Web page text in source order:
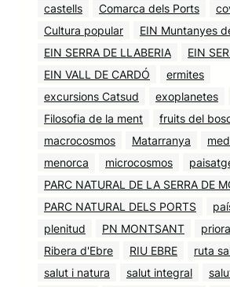
castells
Comarca dels Ports
Cultura popular
EIN Muntanyes
EIN SERRA DE LLABERIA
EIN
EIN VALL DE CARDÓ
ermites
excursions Catsud
exoplanetes
Filosofia de la ment
fruits del
macrocosmos
Matarranya
menorca
microcosmos
PARC NATURAL DE LA SERRA DE
PARC NATURAL DELS PORTS
plenitud
PN MONTSANT
Ribera d'Ebre
RIU EBRE
ruta
salut i natura
salut integral